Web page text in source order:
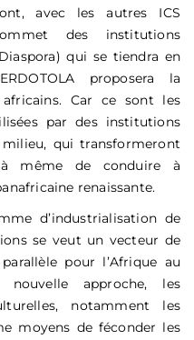
avec les autres ICS
des institutions
qui se tiendra en
proposera la
Car ce sont les
par des institutions
qui transformeront
même de conduire à
renaissante.
d’industrialisation de
se veut un vecteur de
pour l’Afrique au
approche, les
notamment les
moyens de féconder les